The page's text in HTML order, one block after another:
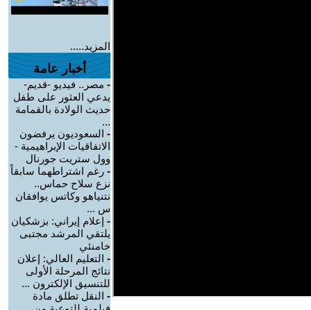
المزيد.....
أخبار عامة
- مصر.. فيديو -قديم-
يدعي العثور على طفل
حديث الولادة بالقمامة
...
- السعوديون يرفضون
الاتفاقيات الإبراهيمية -
وول ستريت جورنال
- رغم اشتراطهما سابقاً
نزع سلاح حماس..
نتنياهو وكاتس يوافقان
س ...
- إعلام إيراني: بزشكيان
يلتقي المرشد مجتبى
خامنئي
- التعليم العالي: إعلان
نتائج المرحلة الأولى
للتنسيق الإلكترون ...
- النقل تطلق مادة